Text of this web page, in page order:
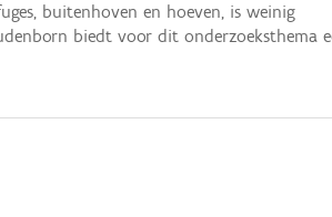
buitenhoven en hoeven, is weinig
biedt voor dit onderzoeksthema